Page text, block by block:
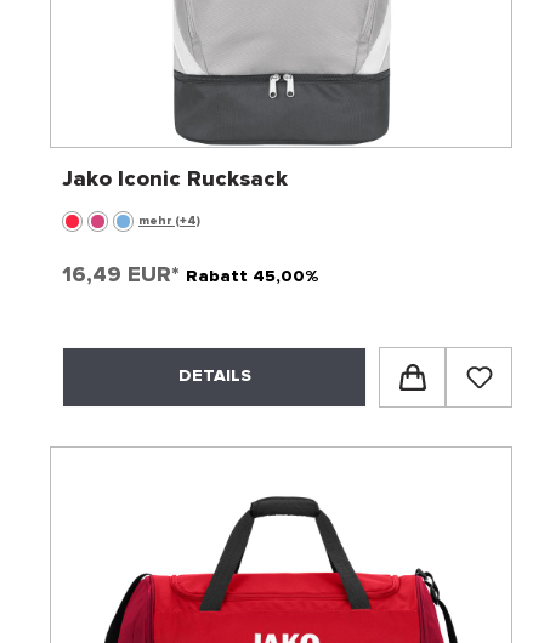
Jako Iconic Rucksack
mehr (+4)
16,49 EUR* Rabatt 45,00%
DETAILS